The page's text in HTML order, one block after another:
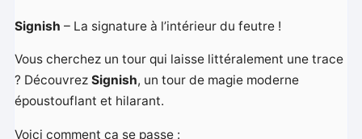
Signish – La signature à l’intérieur du feutre !
Vous cherchez un tour qui laisse littéralement une trace
? DécouvrezSignish, un tour de magie moderne
époustouflant et hilarant.
Voici comment ça se passe :